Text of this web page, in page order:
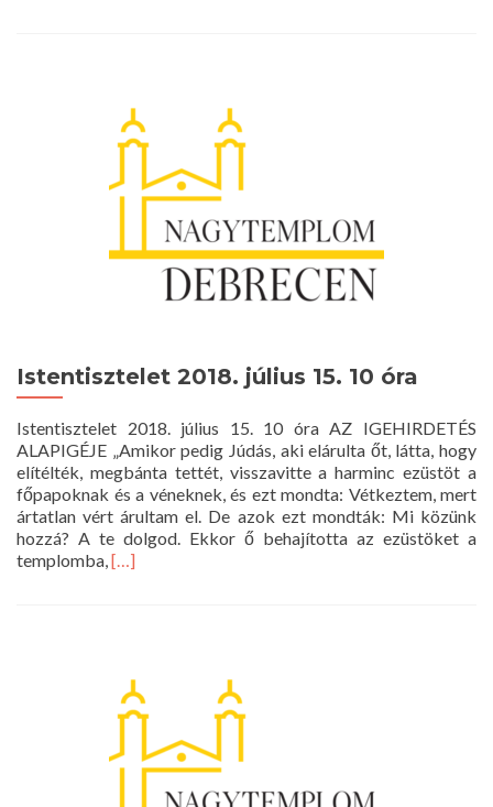
óra
Istentisztelet 2018. július 15. 10 óra
Istentisztelet 2018. július 15. 10 óra AZ IGEHIRDETÉS
ALAPIGÉJE „Amikor pedig Júdás, aki elárulta őt, látta, hogy
elítélték, megbánta tettét, visszavitte a harminc ezüstöt a
főpapoknak és a véneknek, és ezt mondta: Vétkeztem, mert
ártatlan vért árultam el. De azok ezt mondták: Mi közünk
hozzá? A te dolgod. Ekkor ő behajította az ezüstöket a
templomba,Read
15.
10
[…]